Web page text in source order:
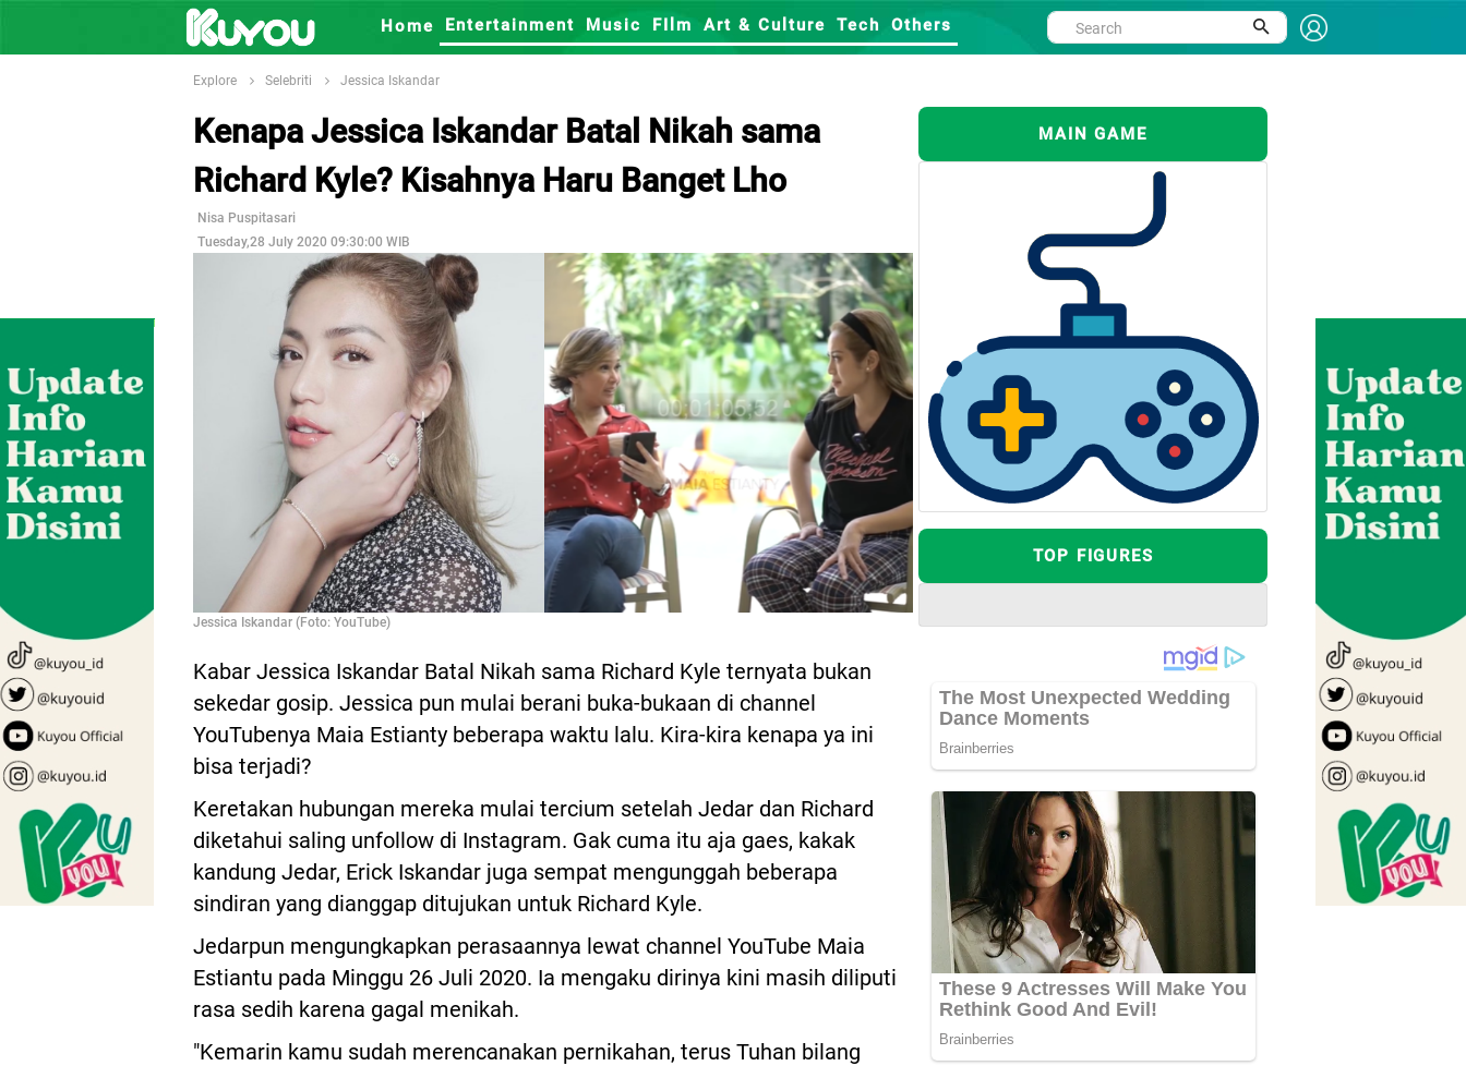
Home Entertainment Music FIlm Art & Culture Tech Others
Explore Selebriti Jessica Iskandar
Kenapa Jessica Iskandar Batal Nikah sama
Richard Kyle? Kisahnya Haru Banget Lho
Nisa Puspitasari
Tuesday,28 July 2020 09:30:00 WIB
Jessica Iskandar (Foto: YouTube)
Kabar Jessica Iskandar Batal Nikah sama Richard Kyle ternyata bukan
sekedar gosip. Jessica pun mulai berani buka-bukaan di channel
YouTubenya Maia Estianty beberapa waktu lalu. Kira-kira kenapa ya ini
bisa terjadi?
Keretakan hubungan mereka mulai tercium setelah Jedar dan Richard
diketahui saling unfollow di Instagram. Gak cuma itu aja gaes, kakak
kandung Jedar, Erick Iskandar juga sempat mengunggah beberapa
sindiran yang dianggap ditujukan untuk Richard Kyle.
Jedarpun mengungkapkan perasaannya lewat channel YouTube Maia
Estiantu pada Minggu 26 Juli 2020. Ia mengaku dirinya kini masih diliputi
rasa sedih karena gagal menikah.
"Kemarin kamu sudah merencanakan pernikahan, terus Tuhan bilang
MAIN GAME
TOP FIGURES